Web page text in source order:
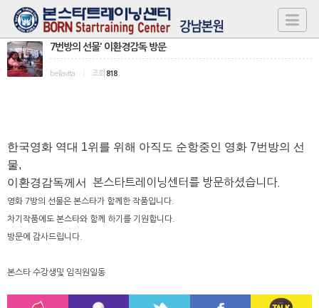
7번방의 선물' 이환경감독 방문
bellavita 조회 818
한국영화 역대 1위를 위해 아직도 순항중인 영화 7번방의 선
물,
이환경감독께서
본스타트레이닝센터를 방문하셨습니다.
영화 7방의 선물은 본스타가 함께한 작품입니다.
차기작품에도 본스타와 함께 하기를 기원합니다.
방문에 감사드립니다.
본스타 수강생및 임직원일동